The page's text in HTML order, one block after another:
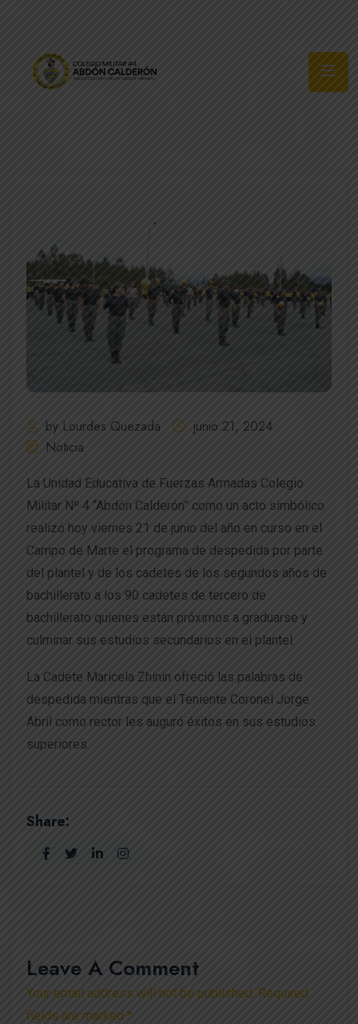
by Lourdes Quezada
junio 21, 2024
Noticia
La Unidad Educativa de Fuerzas Armadas Colegio
Militar Nº 4 “Abdón Calderón” como un acto simbólico
realizó hoy viernes 21 de junio del año en curso en el
Campo de Marte el programa de despedida por parte
del plantel y de los cadetes de los segundos años de
bachillerato a los 90 cadetes de tercero de
bachillerato quienes están próximos a graduarse y
culminar sus estudios secundarios en el plantel.
La Cadete Maricela Zhinin ofreció las palabras de
despedida mientras que el Teniente Coronel Jorge
Abril como rector les auguró éxitos en sus estudios
superiores.
Share:
Leave A Comment
Your email address will not be published. Required
fields are marked *